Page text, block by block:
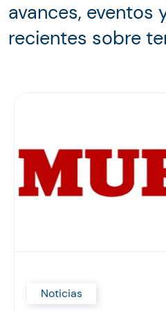
avances, eventos
recientes sobre
Noticias